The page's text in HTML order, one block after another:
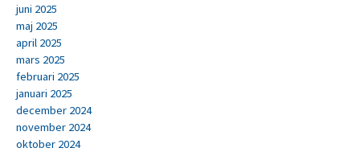
juni 2025
maj 2025
april 2025
mars 2025
februari 2025
januari 2025
december 2024
november 2024
oktober 2024